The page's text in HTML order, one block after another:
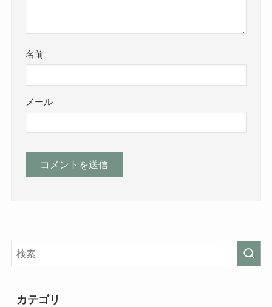
名前
メール
カテゴリ